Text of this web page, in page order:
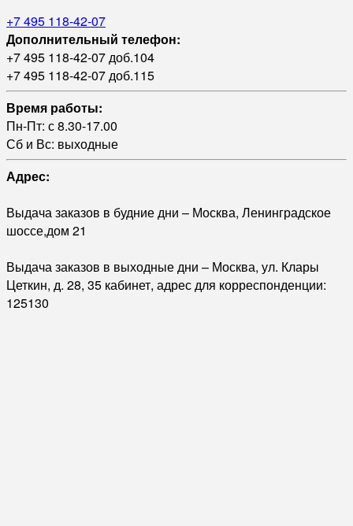
+7 495 118-42-07
Дополнительный телефон:
+7 495 118-42-07 доб.104
+7 495 118-42-07 доб.115
Время работы:
Пн-Пт: с 8.30-17.00
Сб и Вс: выходные
Адрес:
Выдача заказов в будние дни – Москва, Ленинградское
шоссе,дом 21
Выдача заказов в выходные дни – Москва, ул. Клары
Цеткин, д. 28, 35 кабинет, адрес для корреспонденции:
125130